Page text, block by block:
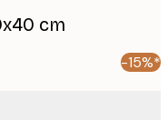
cm
-15%*